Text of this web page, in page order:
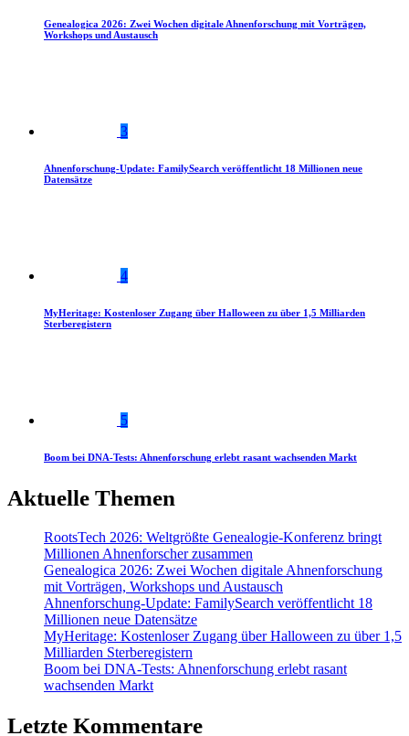
Genealogica 2026: Zwei Wochen digitale Ahnenforschung mit Vorträgen,
Workshops und Austausch
3
Ahnenforschung-Update: FamilySearch veröffentlicht 18 Millionen neue
Datensätze
4
MyHeritage: Kostenloser Zugang über Halloween zu über 1,5 Milliarden
Sterberegistern
5
Boom bei DNA-Tests: Ahnenforschung erlebt rasant wachsenden Markt
Aktuelle Themen
RootsTech 2026: Weltgrößte Genealogie-Konferenz bringt
Millionen Ahnenforscher zusammen
Genealogica 2026: Zwei Wochen digitale Ahnenforschung
mit Vorträgen, Workshops und Austausch
Ahnenforschung-Update: FamilySearch veröffentlicht 18
Millionen neue Datensätze
MyHeritage: Kostenloser Zugang über Halloween zu über 1,5
Milliarden Sterberegistern
Boom bei DNA-Tests: Ahnenforschung erlebt rasant
wachsenden Markt
Letzte Kommentare